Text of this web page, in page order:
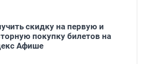
скидку на первую и
покупку билетов на
Афише